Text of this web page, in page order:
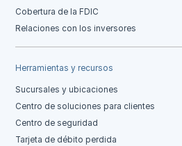
Cobertura de la FDIC
Relaciones con los inversores
Herramientas y recursos
Sucursales y ubicaciones
Centro de soluciones para clientes
Centro de seguridad
Tarjeta de débito perdida